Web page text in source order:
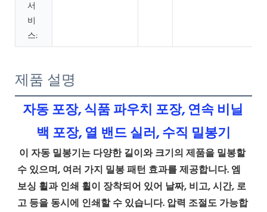
서
비
스:
제품 설명
자동 포장, 식품 파우치 포장, 연속 비닐
백 포장, 열 밴드 실러, 수직 밀봉기
이 자동 밀봉기는 다양한 길이와 크기의 제품을 밀봉할
수 있으며, 여러 가지 밀봉 패턴 효과를 제공합니다. 엠
보싱 휠과 인쇄 휠이 장착되어 있어 날짜, 비고, 시간, 로
고 등을 동시에 인쇄할 수 있습니다. 압력 조절도 가능합